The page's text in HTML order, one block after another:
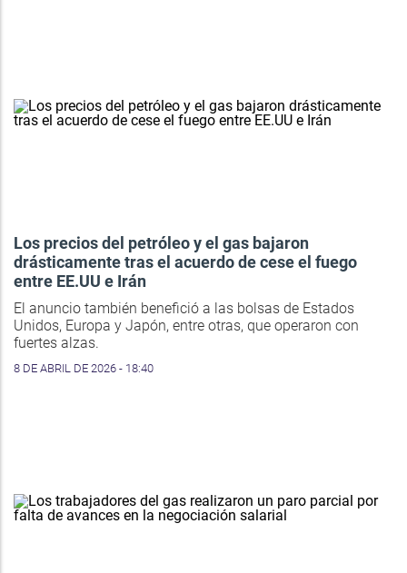
Los precios del petróleo y el gas bajaron
drásticamente tras el acuerdo de cese el fuego
entre EE.UU e Irán
El anuncio también benefició a las bolsas de Estados
Unidos, Europa y Japón, entre otras, que operaron con
fuertes alzas.
8 DE ABRIL DE 2026 - 18:40